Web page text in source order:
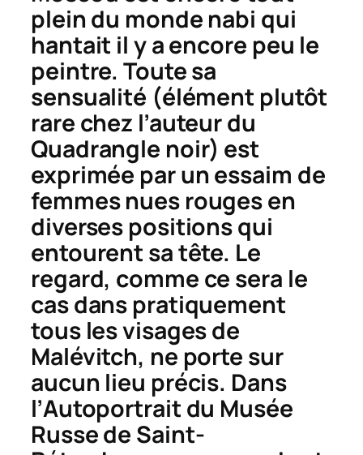
plein du monde nabi qui
hantait il y a encore peu le
peintre. Toute sa
sensualité (élément plutôt
rare chez l’auteur du
Quadrangle noir) est
exprimée par un essaim de
femmes nues rouges en
diverses positions qui
entourent sa tête. Le
regard, comme ce sera le
cas dans pratiquement
tous les visages de
Malévitch, ne porte sur
aucun lieu précis. Dans
l’Autoportrait du Musée
Russe de Saint-